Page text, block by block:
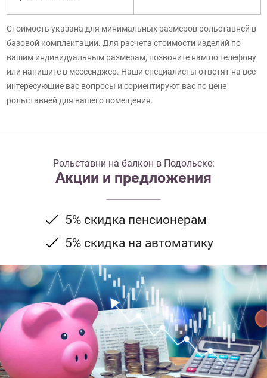
Стоимость указана для минимальных размеров рольставней в
базовой комплектации. Для расчета стоимости изделий по
вашим индивидуальным размерам, позвоните нам по телефону
или напишите в мессенджер. Наши специалисты ответят на все
интересующие вас вопросы и сориентируют вас по цене
рольставней для вашего помещения.
Рольставни на балкон в Подольске:
Акции и предложения
5% скидка пенсионерам
5% скидка на автоматику